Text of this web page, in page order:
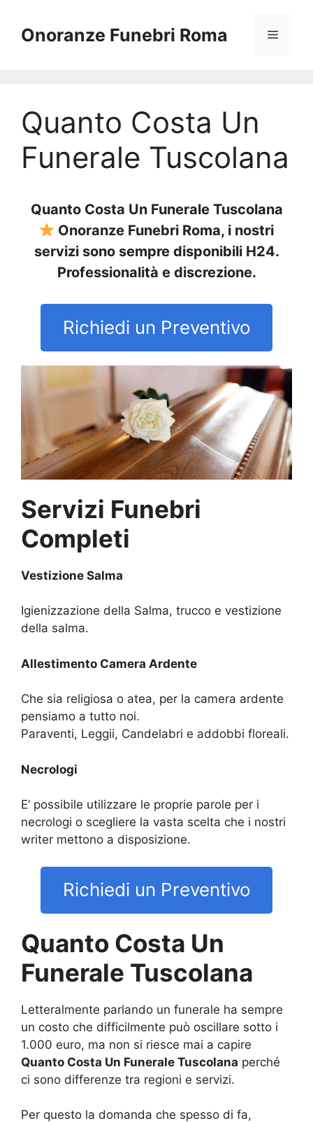
contenuto
Onoranze Funebri Roma Menu
Quanto Costa Un
Funerale Tuscolana
Quanto Costa Un Funerale Tuscolana
Onoranze Funebri Roma, i nostri
servizi sono sempre disponibili H24.
Professionalità e discrezione.
Richiedi un Preventivo
Servizi Funebri
Completi
Vestizione Salma
Igienizzazione della Salma, trucco e vestizione
della salma.
Allestimento Camera Ardente
Che sia religiosa o atea, per la camera ardente
pensiamo a tutto noi.
Paraventi, Leggii, Candelabri e addobbi floreali.
Necrologi
E’ possibile utilizzare le proprie parole per i
necrologi o scegliere la vasta scelta che i nostri
writer mettono a disposizione.
Richiedi un Preventivo
Quanto Costa Un
Funerale Tuscolana
Letteralmente parlando un funerale ha sempre
un costo che difficilmente può oscillare sotto i
1.000 euro, ma non si riesce mai a capire
Quanto Costa Un Funerale Tuscolana perché
ci sono differenze tra regioni e servizi.
Per questo la domanda che spesso di fa,